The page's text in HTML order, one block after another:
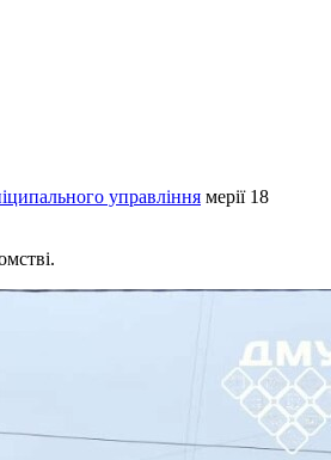
управління мерії 18